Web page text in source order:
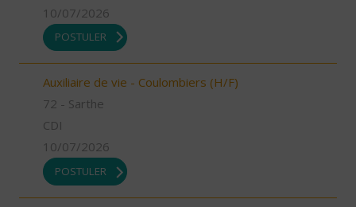
10/07/2026
POSTULER
Auxiliaire de vie - Coulombiers (H/F)
72 - Sarthe
CDI
10/07/2026
POSTULER